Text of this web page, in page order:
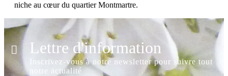
niche au cœur du quartier Montmartre.
Lettre d'information
Inscrivez-vous à notre newsletter pour suivre tout
notre actualité